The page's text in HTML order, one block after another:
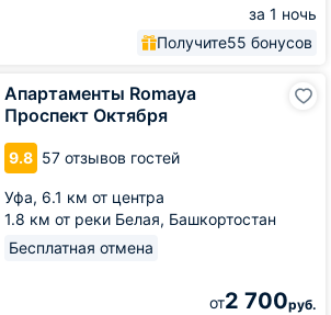
за 1 ночь
Получите55 бонусов
Апартаменты Romaya
Проспект Октября
9.8 57 отзывов гостей
Уфа, 6.1 км от центра
1.8 км от реки Белая, Башкортостан
Бесплатная отмена
от2 700руб.